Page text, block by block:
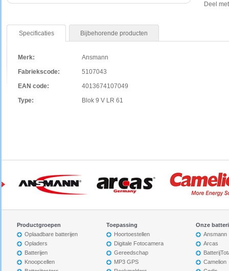
Deel
Specificaties Bijbehorende producten
Merk:
Ansmann
Fabriekscode:
5107043
EAN code:
4013674107049
Type:
Blok 9 V LR 61
Productgroepen
Oplaadbare batterijen
Opladers
Batterijen
Knoopcellen
Toepassing
Hoortoestellen
Digitale Fotocamera
Gereedschap
MP3 GPS
Onze
Ansmann
Arcas
Camelion